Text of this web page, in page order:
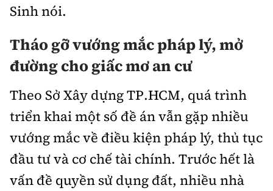
Sinh nói.
Tháo gỡ vướngmắcpháp lý, mở
đường cho giấc mơ an cư
Theo Sở Xây dựng TP.HCM, quá trình
triển khai một số đề án vẫn gặp nhiều
vướng mắc về điều kiện pháp lý, thủ tục
đầu tư và cơ chế tài chính. Trước hết là
vấn đề quyền sử dụng đất, nhiều nhà